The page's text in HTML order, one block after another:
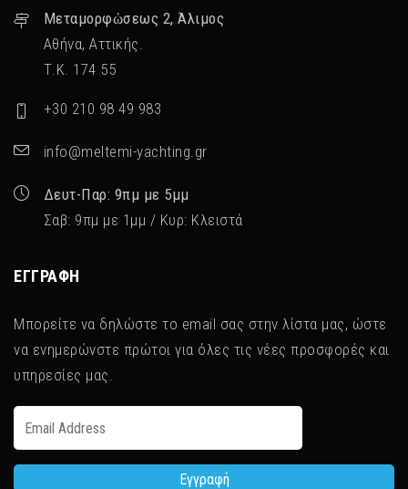
Μεταμορφὠσεως 2, Άλιμος
Αθήνα, Αττικής.
Τ.Κ. 174 55
+30 210 98 49 983
info@meltemi-yachting.gr
Δευτ-Παρ: 9πμ με 5μμ
Σαβ: 9πμ με 1μμ / Κυρ: Κλειστά
ΕΓΓΡΑΦΉ
Μπορείτε να δηλώστε το email σας στην λίστα μας, ώστε
να ενημερώνστε πρώτοι για όλες τις νέες προσφορές και
υπηρεσίες μας.